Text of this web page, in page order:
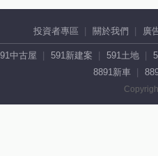
投資者專區 關於我們 廣
中古屋 591新建案 591土地
8891新車